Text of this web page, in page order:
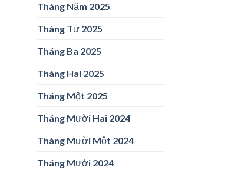
Tháng Năm 2025
Tháng Tư 2025
Tháng Ba 2025
Tháng Hai 2025
Tháng Một 2025
Tháng Mười Hai 2024
Tháng Mười Một 2024
Tháng Mười 2024